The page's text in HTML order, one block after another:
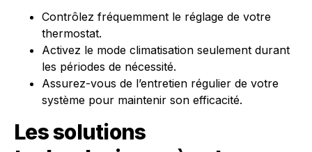
Contrôlez fréquemment le réglage de votre
thermostat.
Activez le mode climatisation seulement durant
les périodes de nécessité.
Assurez-vous de l’entretien régulier de votre
système pour maintenir son efficacité.
Les solutions